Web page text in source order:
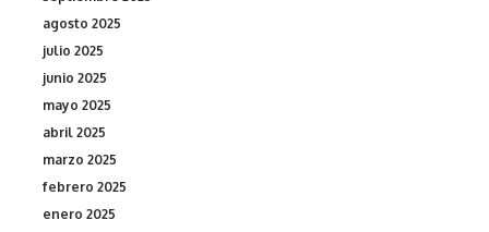
agosto 2025
julio 2025
junio 2025
mayo 2025
abril 2025
marzo 2025
febrero 2025
enero 2025